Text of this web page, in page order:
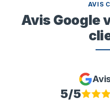
AVIS
Avis Google
5/5